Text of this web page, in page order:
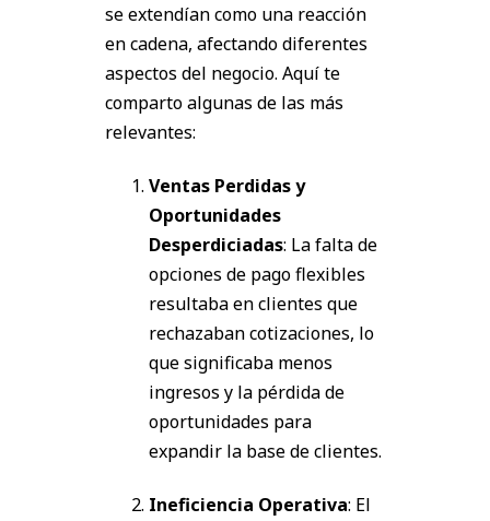
se extendían como una reacción
en cadena, afectando diferentes
aspectos del negocio. Aquí te
comparto algunas de las más
relevantes:
Ventas Perdidas y
Oportunidades
Desperdiciadas: La falta de
opciones de pago flexibles
resultaba en clientes que
rechazaban cotizaciones, lo
que significaba menos
ingresos y la pérdida de
oportunidades para
expandir la base de clientes.
Ineficiencia Operativa: El